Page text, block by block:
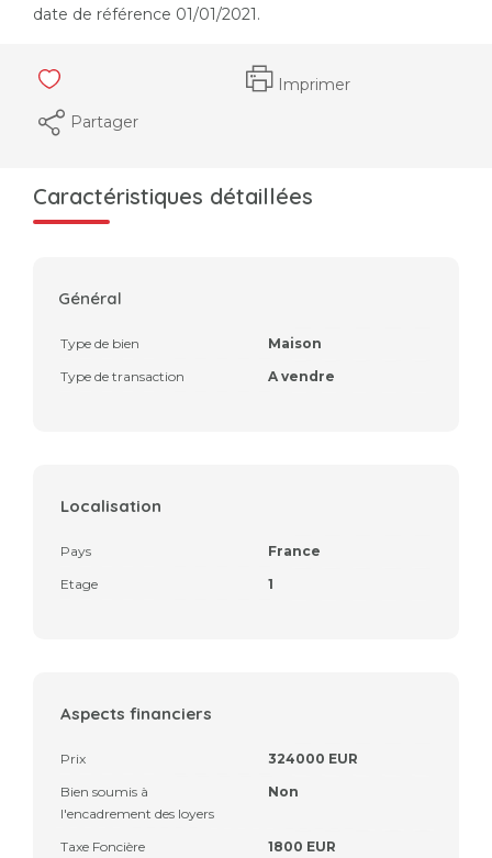
date de référence 01/01/2021.
Imprimer
Partager
Caractéristiques détaillées
Général
Type de bien
Maison
Type de transaction
A vendre
Localisation
Pays
France
Etage
1
Aspects financiers
Prix
324000 EUR
Bien soumis à
l'encadrement des loyers
Non
Taxe Foncière 1800 EUR